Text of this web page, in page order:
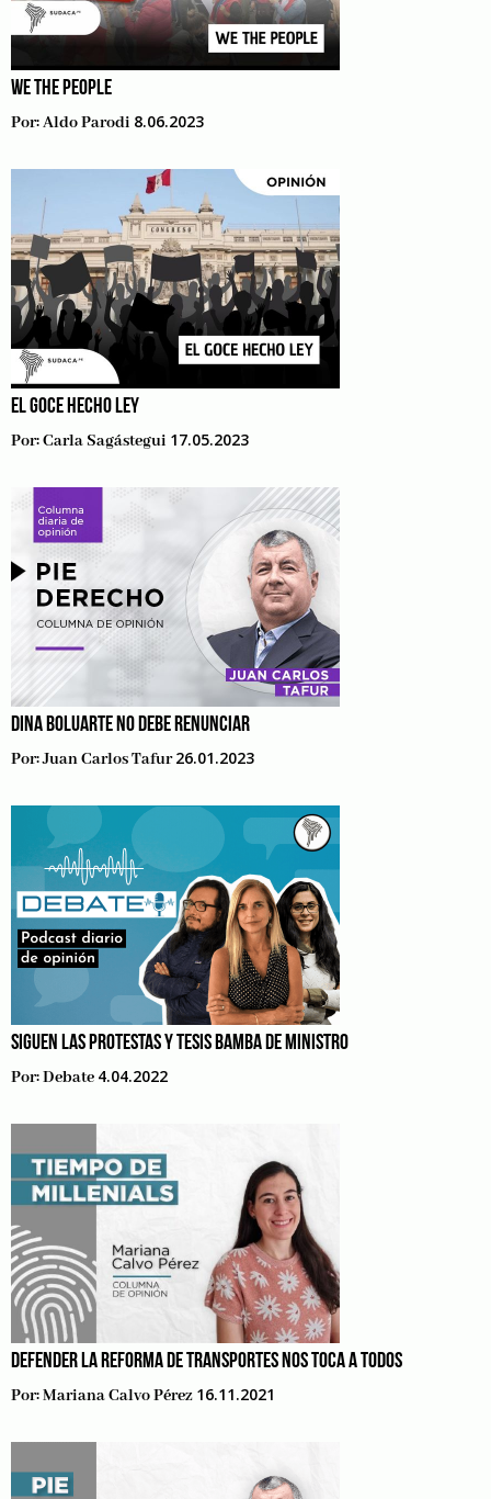
WE THE PEOPLE
Por:Aldo Parodi 8.06.2023
EL GOCE HECHO LEY
Por:Carla Sagástegui 17.05.2023
DINA BOLUARTE NO DEBE RENUNCIAR
Por:Juan Carlos Tafur 26.01.2023
SIGUEN LAS PROTESTAS Y TESIS BAMBA DE MINISTRO
Por:Debate 4.04.2022
DEFENDER LA REFORMA DE TRANSPORTES NOS TOCA A TODOS
Por:Mariana Calvo Pérez 16.11.2021